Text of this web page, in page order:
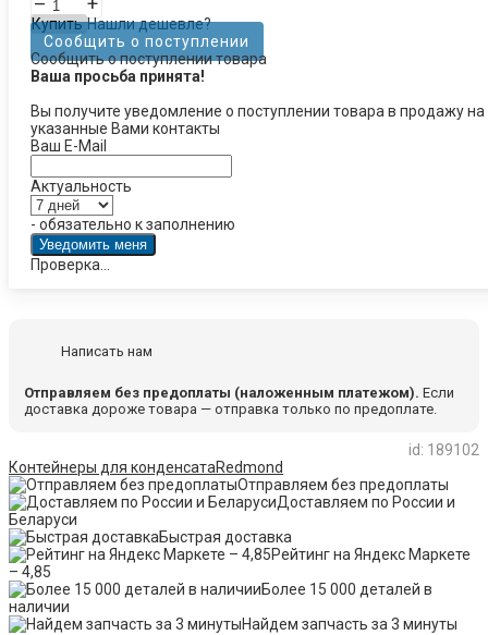
Купить Нашли дешевле?
Сообщить о поступлении
Сообщить о поступлении товара
Ваша просьба принята!
Вы получите уведомление о поступлении товара в продажу на
указанные Вами контакты
Ваш E-Mail
Актуальность
- обязательно к заполнению
Проверка...
Написать нам
Отправляем без предоплаты (наложенным платежом). Если
доставка дороже товара — отправка только по предоплате.
id: 189102
Контейнеры для конденсатаRedmond
Отправляем без предоплаты
Доставляем по России и
Беларуси
Быстрая доставка
Рейтинг на Яндекс Маркете
– 4,85
Более 15 000 деталей в
наличии
Найдем запчасть за 3 минуты